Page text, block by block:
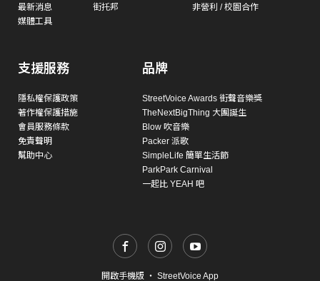
最新消息
媒體工具
街托邦
非營利 / 校園合作
支援服務
隱私權保護政策
著作權保護措施
會員服務條款
免責聲明
幫助中心
品牌
StreetVoice Awards 街聲音樂獎
TheNextBigThing 大團誕生
Blow 吹音樂
Packer 派歌
SimpleLife 簡單生活節
ParkPark Carnival
一起比 YEAH 吧
開啟手機版 ・ StreetVoice App